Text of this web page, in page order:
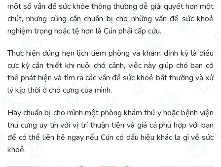
một số vấn đề sức khỏe thông thường dễ giải quyết hơn một
chút, nhưng cũng cần chuẩn bị cho những vấn đề sức khoẻ
nghiệm trọng hoặc tệ hơn là Cún phải cấp cứu.
Thực hiện đúng hẹn lịch tiêm phòng và khám định kỳ là điều
cực kỳ cần thiết khi nuôi chó cảnh, việc này giúp chó bạn có
thể phát hiện và tìm ra các vấn đề sức khoẻ bất thường và xử
lý kịp thời ở chó cưng của mình.
Hãy chuẩn bị cho mình một phòng khám thú y hoặc bệnh viện
thú cưng uy tín với vị trí thuận tiện và giá cả phù hợp với bạn
để có thể liên hệ ngay nếu Cún có dấu hiệu khác lạ gì về sức
khoẻ.